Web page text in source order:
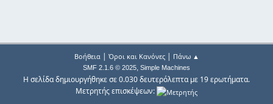
Βοήθεια| Όροι και Κανόνες| Πάνω ▲
SMF 2.1.6 © 2025, Simple Machines
Η σελίδα δημιουργήθηκε σε 0.030 δευτερόλεπτα με 19 ερωτήματα.
Μετρητής επισκέψεων: